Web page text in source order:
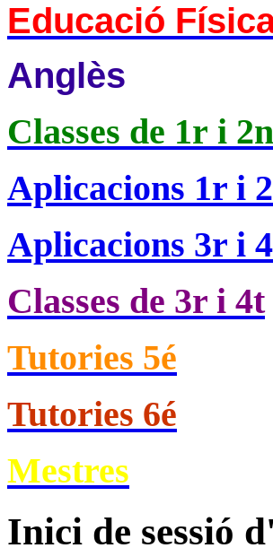
Educació
Anglès
Classes de 1r i 2n
Aplicacions 1r i
Aplicacions 3r i
Classes de 3r i 4t
Tutories 5é
Tutories 6é
Mestres
Inici de sessió